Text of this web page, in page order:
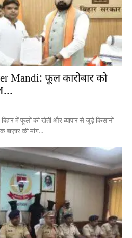
Mandi: फूल कारोबार को
में फूलों की खेती और व्यापार से जुड़े किसानों
बाज़ार की मांग...